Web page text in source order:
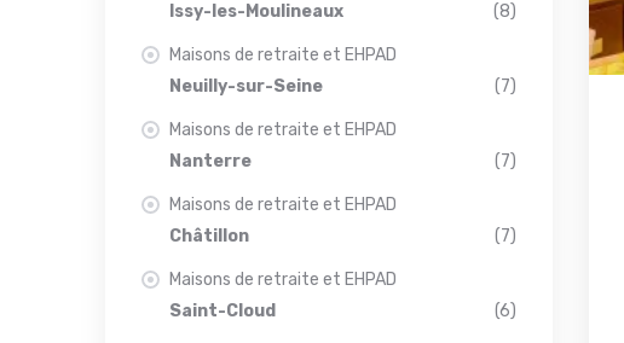
Issy-les-Moulineaux
(8)
Maisons de retraite et EHPAD
Neuilly-sur-Seine
(7)
Maisons de retraite et EHPAD
Nanterre
(7)
Maisons de retraite et EHPAD
Châtillon
(7)
Maisons de retraite et EHPAD
Saint-Cloud
(6)